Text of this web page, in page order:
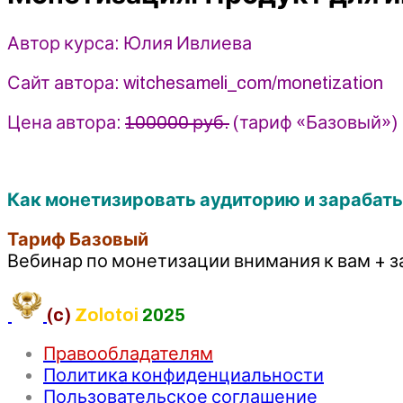
Ивлиева
(2023)
Автор курса: Юлия Ивлиева
Сайт автора: witchesameli_com/monetization
Цена автора: 100000 руб. (тариф «Базовый»)
Как монетизировать аудиторию и
Тариф Базовый
Вебинар по монетизации внимания к вам +
(c) Zolotoi 2025
Правообладателям
Политика конфиденциальности
Пользовательское соглашение